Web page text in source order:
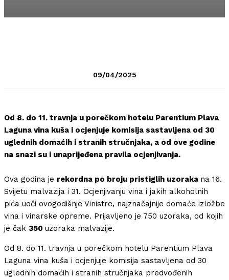
09/04/2025
Od 8. do 11. travnja u porečkom hotelu Parentium Plava
Laguna vina kuša i ocjenjuje komisija sastavljena od 30
uglednih domaćih i stranih stručnjaka, a od ove godine
na snazi su i unaprijeđena pravila ocjenjivanja.
Ova godina je rekordna po broju pristiglih uzoraka na 16.
Svijetu malvazija i 31. Ocjenjivanju vina i jakih alkoholnih
pića uoči ovogodišnje Vinistre, najznačajnije domaće izložbe
vina i vinarske opreme. Prijavljeno je 750 uzoraka, od kojih
je čak 350 uzoraka malvazije.
Od 8. do 11. travnja u porečkom hotelu Parentium Plava
Laguna vina kuša i ocjenjuje komisija sastavljena od 30
uglednih domaćih i stranih stručnjaka predvođenih